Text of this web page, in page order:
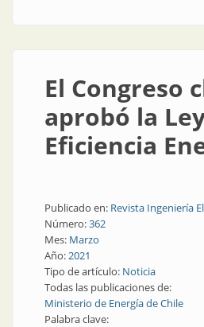
El Congreso
aprobó la
Eficiencia
Publicado en: Revista Ingeniería
Número:362
Mes: Marzo
Año:2021
Tipo de artículo: Noticia
Todas las publicaciones de:
Ministerio de Energía de Chile
Palabra clave: